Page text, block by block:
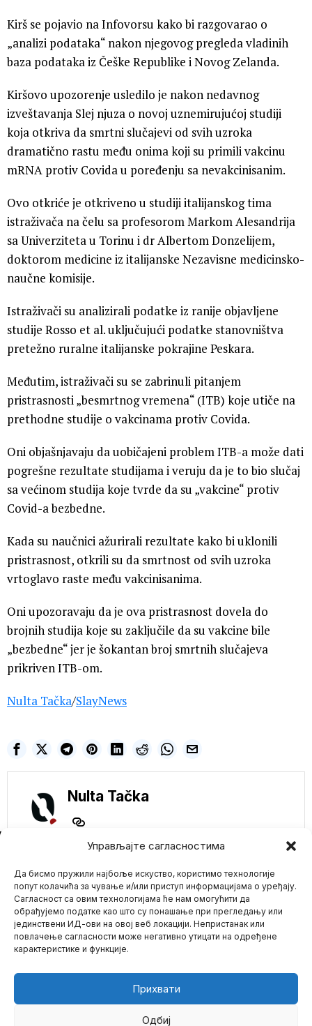
Управљајте сагласностима
Да бисмо пружили најбоље искуство, користимо технологије
попут колачића за чување и/или приступ информацијама о уређају.
Сагласност са овим технологијама ће нам омогућити да
обрађујемо податке као што су понашање при прегледању или
јединствени ИД-ови на овој веб локацији. Непристанак или
повлачење сагласности може негативно утицати на одређене
карактеристике и функције.
Прихвати
Одбиј
Kirš se pojavio na Infovorsu kako bi razgovarao o
„analizi podataka“ nakon njegovog pregleda vladinih
baza podataka iz Češke Republike i Novog Zelanda.
Kiršovo upozorenje usledilo je nakon nedavnog
izveštavanja Slej njuza o novoj uznemirujućoj studiji
koja otkriva da smrtni slučajevi od svih uzroka
dramatično rastu među onima koji su primili vakcinu
mRNA protiv Covida u poređenju sa nevakcinisanim.
Ovo otkriće je otkriveno u studiji italijanskog tima
istraživača na čelu sa profesorom Markom Alesandrija
sa Univerziteta u Torinu i dr Albertom Donzelijem,
doktorom medicine iz italijanske Nezavisne medicinsko-
naučne komisije.
Istraživači su analizirali podatke iz ranije objavljene
studije Rosso et al. uključujući podatke stanovništva
pretežno ruralne italijanske pokrajine Peskara.
Međutim, istraživači su se zabrinuli pitanjem
pristrasnosti „besmrtnog vremena“ (ITB) koje utiče na
prethodne studije o vakcinama protiv Covida.
Oni objašnjavaju da uobičajeni problem ITB-a može dati
pogrešne rezultate studijama i veruju da je to bio slučaj
sa većinom studija koje tvrde da su „vakcine“ protiv
Covid-a bezbedne.
Kada su naučnici ažurirali rezultate kako bi uklonili
pristrasnost, otkrili su da smrtnost od svih uzroka
vrtoglavo raste među vakcinisanima.
Oni upozoravaju da je ova pristrasnost dovela do
brojnih studija koje su zaključile da su vakcine bile
„bezbedne“ jer je šokantan broj smrtnih slučajeva
prikriven ITB-om.
Nulta Tačka/SlayNews
Nulta Tačka
Mario zna Youtube
још европских
држава: Белгија,
Луксембург и Малта
придружили се
таласу подршке
Белгија, Луксембург и
Малта званично су
признале Палестину
Kaja Kalas postavlja
uslove Rusiji: Hoće da
EU kontroliše veličinu
ruske vojske